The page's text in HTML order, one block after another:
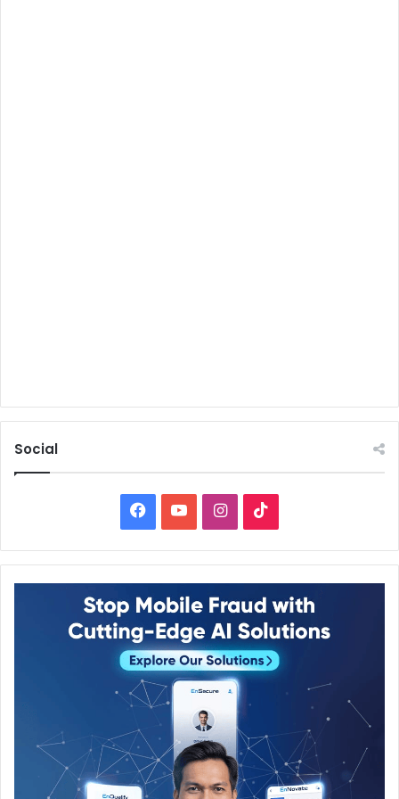
4. Masyarakat Umum, lancar baca
setahun.
40 santri khusus laki-laki. Rumah Tahfizh untuk santri
nyantri, semua kebutuhan makan ditanggung
Yayasan. Namun, mereka dibebani target hafalan. Jika
dalam tes uji hafalan gagal, mereka diwajibkan membayar
semua biaya akomodasi selama
nyantri
“Kalau lulus tes hafalan, mereka dibebaskan dari biaya
apapun sampai lulus hafal Qur’an,” tambah Ustadz Dzul
Social
Facebook
YouTubeInstagram